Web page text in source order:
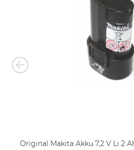
Original Makita Akku 7,2 V Li 2 Ah BL7010- 2000 mAh